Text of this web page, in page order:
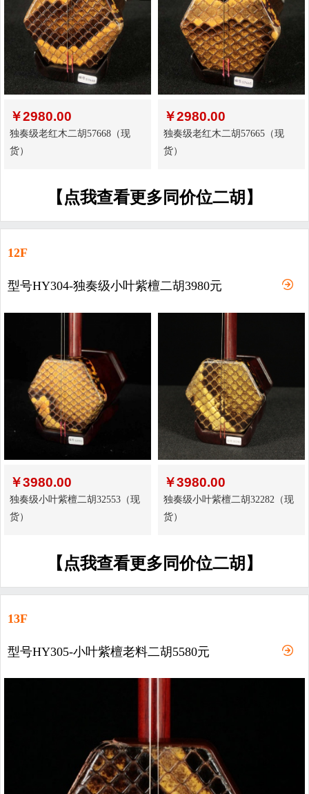
￥2980.00
独奏级老红木二胡57668（现
货）
￥2980.00
独奏级老红木二胡57665（现
货）
【点我查看更多同价位二胡】
12F
型号HY304-独奏级小叶紫檀二胡3980元
￥3980.00
独奏级小叶紫檀二胡32553（现
货）
￥3980.00
独奏级小叶紫檀二胡32282（现
货）
【点我查看更多同价位二胡】
13F
型号HY305-小叶紫檀老料二胡5580元